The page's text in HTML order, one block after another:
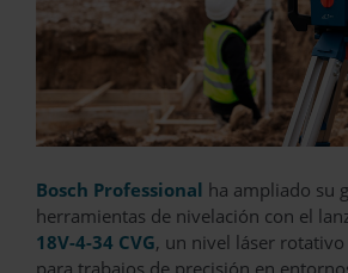
Bosch Professional ha ampliado su
herramientas de nivelación con el
18V-4-34 CVG, un nivel láser
para trabajos de precisión en